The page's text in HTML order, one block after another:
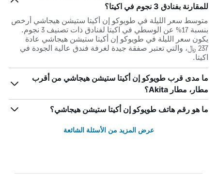
للمقارنة بفنادق 3 نجوم في اكيتا؟
متوسط سعر الليلة في طويوكو إن أكيتا ستيشن هيجاشي أرخص
بنسبة 17% عن الوسطي في اكيتا لفنادق ذات تصنيف 3 نجوم.
يكون سعر الليلة في طويوكو إن أكيتا ستيشن هيجاشي عادة
237 ﷼، والتي تعتبر صفقة جيدة لغرفة فندق عالية الجودة في
اكيتا.
ما مدى قرب طويوكو إن أكيتا ستيشن هيجاشي من أقرب
مطار، مطار Akita؟
ما هو رقم هاتف طويوكو إن أكيتا ستيشن هيجاشي؟
عرض المزيد من الأسئلة الشائعة